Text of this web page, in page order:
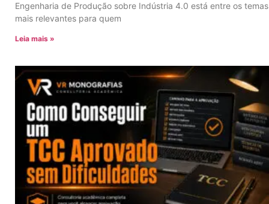
Engenharia de Produção sobre Indústria 4.0 está entre os temas
mais relevantes para quem
Leia mais »